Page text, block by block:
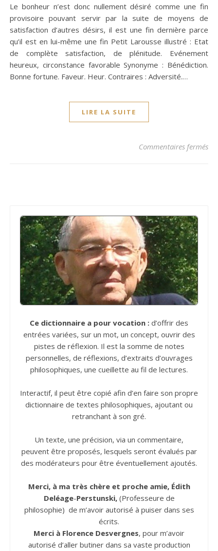
Le bonheur n’est donc nullement désiré comme une fin
provisoire pouvant servir par la suite de moyens de
satisfaction d’autres désirs, il est une fin dernière parce
qu’il est en lui-même une fin Petit Larousse illustré : Etat
de complète satisfaction, de plénitude. Evénement
heureux, circonstance favorable Synonyme : Bénédiction.
Bonne fortune. Faveur. Heur. Contraires : Adversité.…
LIRE LA SUITE
Commentaires fermés
Ce dictionnaire a pour vocation : d’offrir des
entrées variées, sur un mot, un concept, ouvrir des
pistes de réflexion. Il est la somme de notes
personnelles, de réflexions, d’extraits d’ouvrages
philosophiques, une cueillette au fil de lectures.
Interactif, il peut être copié afin d’en faire son propre
dictionnaire de textes philosophiques, ajoutant ou
retranchant à son gré.
Un texte, une précision, via un commentaire,
peuvent être proposés, lesquels seront évalués par
des modérateurs pour être éventuellement ajoutés.
Merci, à ma très chère et proche amie, Édith
Deléage-Perstunski,(Professeure de
philosophie) de m’avoir autorisé à puiser dans ses
écrits.
Merci à Florence Desvergnes, pour m’avoir
autorisé d’aller butiner dans sa vaste production